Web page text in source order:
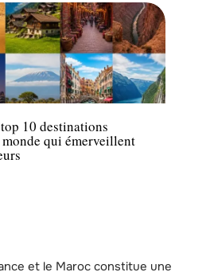
10 destinations
monde qui émerveillent
et le Maroc constitue une